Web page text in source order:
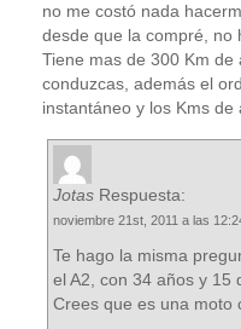
no me costó nada
desde que la compré, no
Tiene mas de 300 Km
conduzcas, además el
instantáneo y los Kms
Jotas Respuesta:
noviembre 21st, 2011 a las
Te hago la misma
el A2, con 34 años y 15
Crees que es una moto